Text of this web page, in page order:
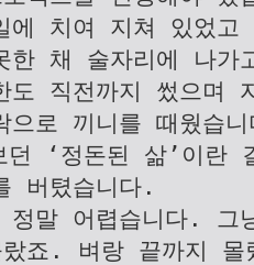
에 치여 지쳐 있었고
한 채 술자리에 나가
도 직전까지 썼으며
으로 끼니를 때웠습
던 ‘정돈된 삶’이
버텼습니다.
정말 어렵습니다. 그
죠. 벼랑 끝까지 몰